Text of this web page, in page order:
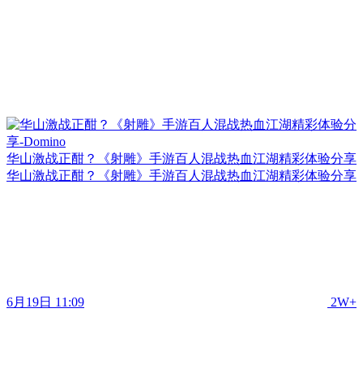
华山激战正酣？《射雕》手游百人混战热血江湖精彩体验分享
华山激战正酣？《射雕》手游百人混战热血江湖精彩体验分享
6月19日 11:09 2W+